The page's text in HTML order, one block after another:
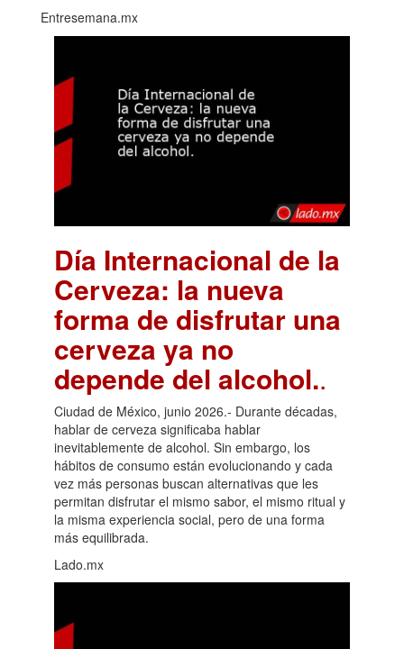
Entresemana.mx
Día Internacional de la
Cerveza: la nueva
forma de disfrutar una
cerveza ya no
depende del alcohol..
Ciudad de México, junio 2026.- Durante décadas,
hablar de cerveza significaba hablar
inevitablemente de alcohol. Sin embargo, los
hábitos de consumo están evolucionando y cada
vez más personas buscan alternativas que les
permitan disfrutar el mismo sabor, el mismo ritual y
la misma experiencia social, pero de una forma
más equilibrada.
Lado.mx